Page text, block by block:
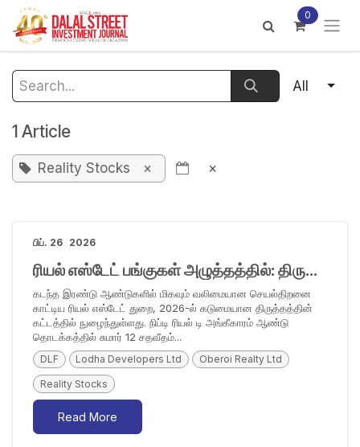
Skip to Content 0
All
1 Article
Reality Stocks × ×
பிப். 26 2026
ரியல் எஸ்டேட் பங்குகள் அழுத்தத்தில்: திருத்தம் அல்லது ஆரம்ப எச்சரிக்கையா?
கடந்த இரண்டு ஆண்டுகளில் மிகவும் வலிமையான செயல்திறனை
காட்டிய ரியல் எஸ்டேட் துறை, 2026-ல் கடுமையான திருத்தத்தின்
கட்டத்தில் நுழைந்துள்ளது. நிப்டி ரியல் டி அங்கீகாரம் ஆண்டு
தொடக்கத்தில் சுமார் 12 சதவீதம்...
DLF Lodha Developers Ltd Oberoi Realty Ltd
Reality Stocks
Read More